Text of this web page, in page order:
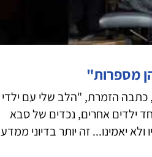
מספרות"
הזמרת, "הלב שלי עם ילדי
ילדים אחרים, נכדים של סבא
יאמינו... זה יותר בדיוני ממדע